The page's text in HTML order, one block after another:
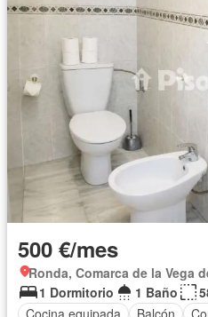
500 €/mes
Ronda, Comarca de la Vega
1 Dormitorio
1 Baño